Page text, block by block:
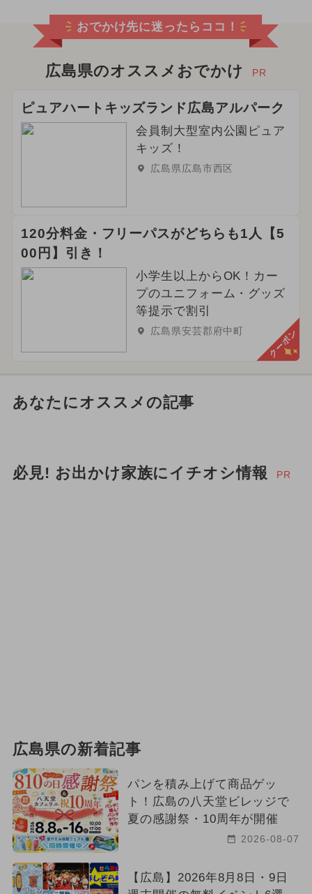
おでかけ先に迷ったらココ！
広島県のオススメおでかけ PR
ピュアハートキッズランド広島アルパーク
会員制大型室内公園ピュア
キッズ！
広島県広島市西区
120分料金・フリーパスがどちらも1人【5
00円】引き！
小学生以上からOK！カー
プのユニフォーム・グッズ
等提示で割引
広島県安芸郡府中町 クーポン
あなたにオススメの記事
必見! お出かけ家族にイチオシ情報 PR
広島県の新着記事
パンを積み上げて商品ゲッ
ト！広島の八天堂ビレッジで
夏の感謝祭・10周年が開催
2026-08-07
【広島】2026年8月8日・9日